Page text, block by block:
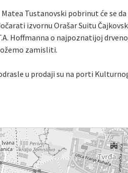
Tustanovski pobrinut će se
izvornu Orašar Suitu
Hoffmanna o najpoznatijoj
zamisliti.
u prodaji su na porti